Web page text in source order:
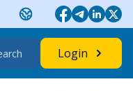
Login